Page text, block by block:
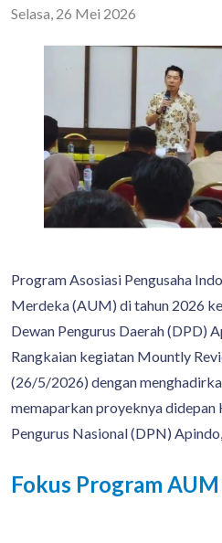
Selasa, 26 Mei 2026
Program Asosiasi Pengusaha
Merdeka (AUM) di tahun 2026
Dewan Pengurus Daerah (DPD)
Rangkaian kegiatan Mountly
(26/5/2026) dengan
memaparkan proyeknya didepan
Pengurus Nasional (DPN)
Fokus Program